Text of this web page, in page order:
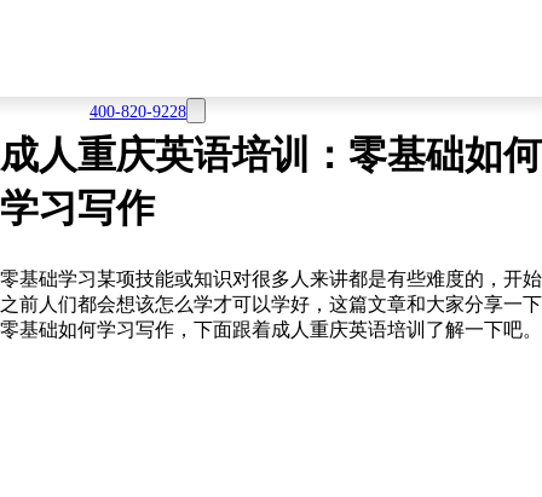
400-820-9228
成人重庆英语培训：零基础如何
学习写作
零基础学习某项技能或知识对很多人来讲都是有些难度的，开始
之前人们都会想该怎么学才可以学好，这篇文章和大家分享一下
零基础如何学习写作，下面跟着成人重庆英语培训了解一下吧。